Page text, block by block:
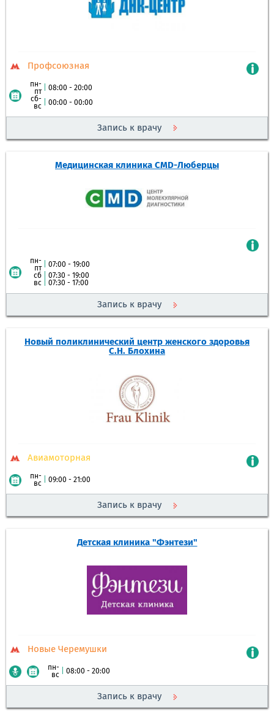
Профсоюзная
пн-
пт| 08:00 - 20:00
сб-
вс
00:00 - 00:00
Запись к врачу
Медицинская клиника CMD-Люберцы
пн-
пт| 07:00 - 19:00
сб
07:30 - 19:00
вс
07:30 - 17:00
Запись к врачу
Новый поликлинический центр женского здоровья
С.Н. Блохина
Авиамоторная
пн-
вс
09:00 - 21:00
Запись к врачу
Детская клиника "Фэнтези"
Новые Черемушки
пн-
вс
08:00 - 20:00
Запись к врачу